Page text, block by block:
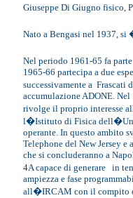
Giuseppe Di Giugno fisico,
Nato a Bengasi nel 1937,
Nel periodo 1961-65 fa
1965-66 partecipa a due
successivamente a Frascati
accumulazione ADONE.
rivolge il proprio interesse
l�Istituto di Fisica
operante. In questo ambito
Telephone del New Jersey
che si concluderanno a
4A capace di generare in
ampiezza e fase
all�IRCAM con il compito